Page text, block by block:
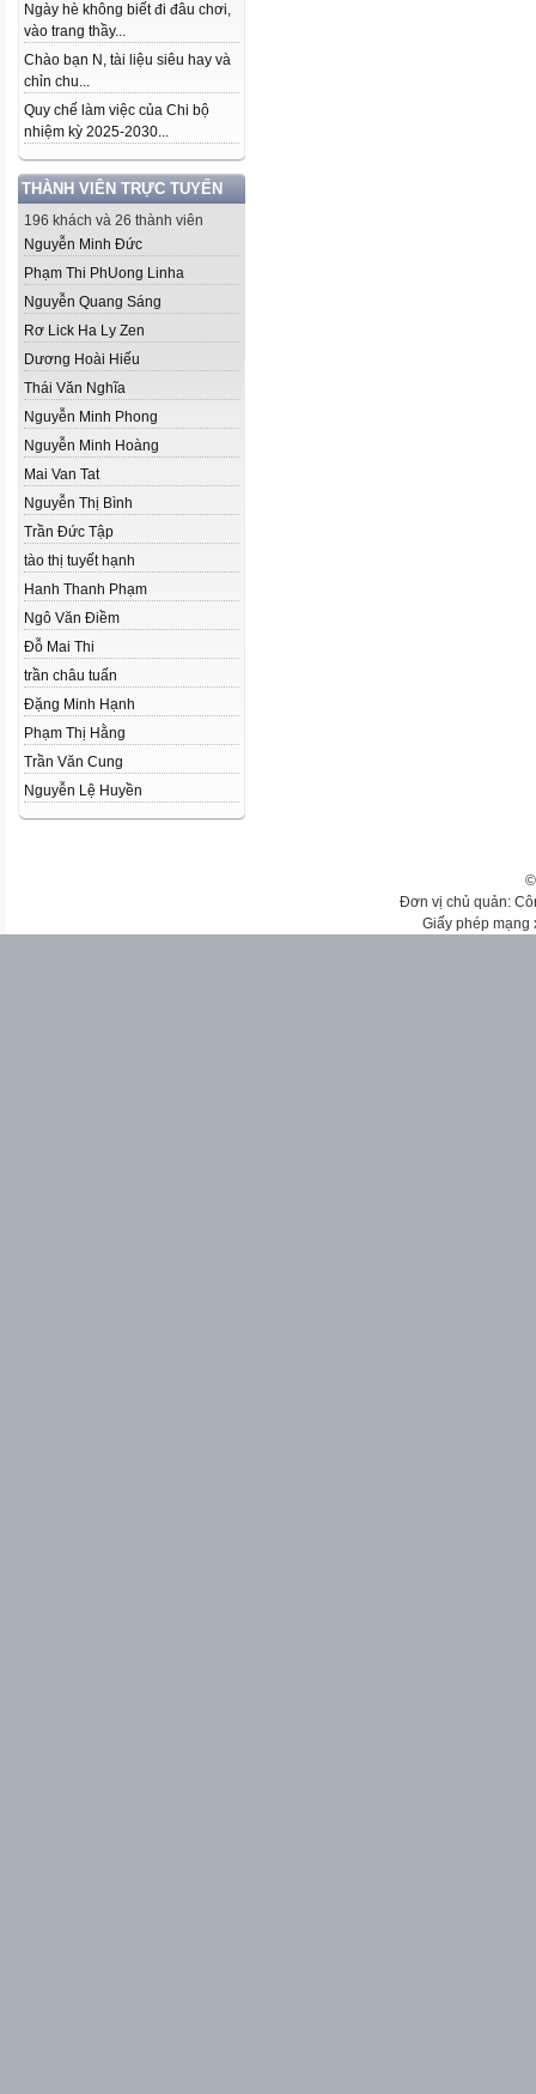
Ngày hè không biết đi đâu chơi,
vào trang thầy...
Chào bạn N, tài liệu siêu hay và
chỉn chu...
Quy chế làm việc của Chi bộ
nhiệm kỳ 2025-2030...
THÀNH VIÊN TRỰC TUYẾN
196 khách và 26 thành viên
Nguyễn Minh Đức
Phạm Thi Ph­Uong Linha
Nguyễn Quang Sáng
Rơ Lick Ha Ly Zen
Dương Hoài Hiếu
Thái Văn Nghĩa
Nguyễn Minh Phong
Nguyễn Minh Hoàng
Mai Van Tat
Nguyễn Thị Bình
Trần Đức Tập
tào thị tuyết hạnh
Hanh Thanh Phạm
Ngô Văn Điềm
Đỗ Mai Thi
trần châu tuấn
Đặng Minh Hạnh
Phạm Thị Hằng
Trần Văn Cung
Nguyễn Lệ Huyền
Đơn vị chủ quản:
Giấy phép mạng